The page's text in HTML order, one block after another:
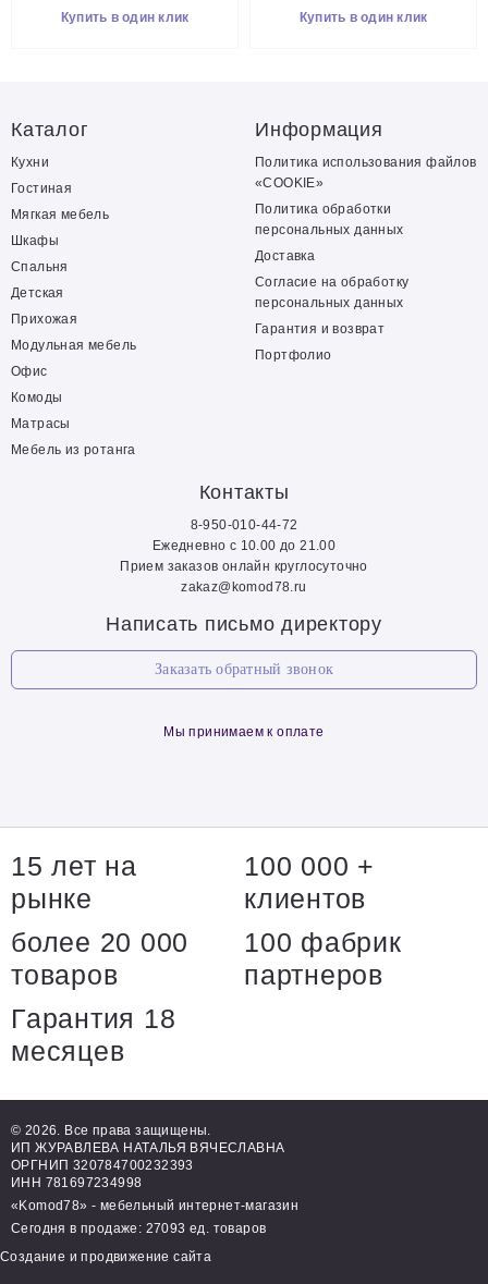
Купить в один клик Купить в один клик
Каталог
Кухни
Гостиная
Мягкая мебель
Шкафы
Спальня
Детская
Прихожая
Модульная мебель
Офис
Комоды
Матрасы
Мебель из ротанга
Информация
Политика использования файлов
«COOKIE»
Политика обработки
персональных данных
Доставка
Согласие на обработку
персональных данных
Гарантия и возврат
Портфолио
Контакты
8-950-010-44-72
Ежедневно с 10.00 до 21.00
Прием заказов онлайн круглосуточно
zakaz@komod78.ru
Написать письмо директору
Заказать обратный звонок
Мы принимаем к оплате
15 лет на
рынке
100 000 +
клиентов
более 20 000
товаров
100 фабрик
партнеров
Гарантия 18
месяцев
© 2026. Все права защищены.
ИП ЖУРАВЛЕВА НАТАЛЬЯ ВЯЧЕСЛАВНА
ОРГНИП 320784700232393
ИНН 781697234998
«Komod78» - мебельный интернет-магазин
Сегодня в продаже: 27093 ед. товаров
Создание и продвижение сайта